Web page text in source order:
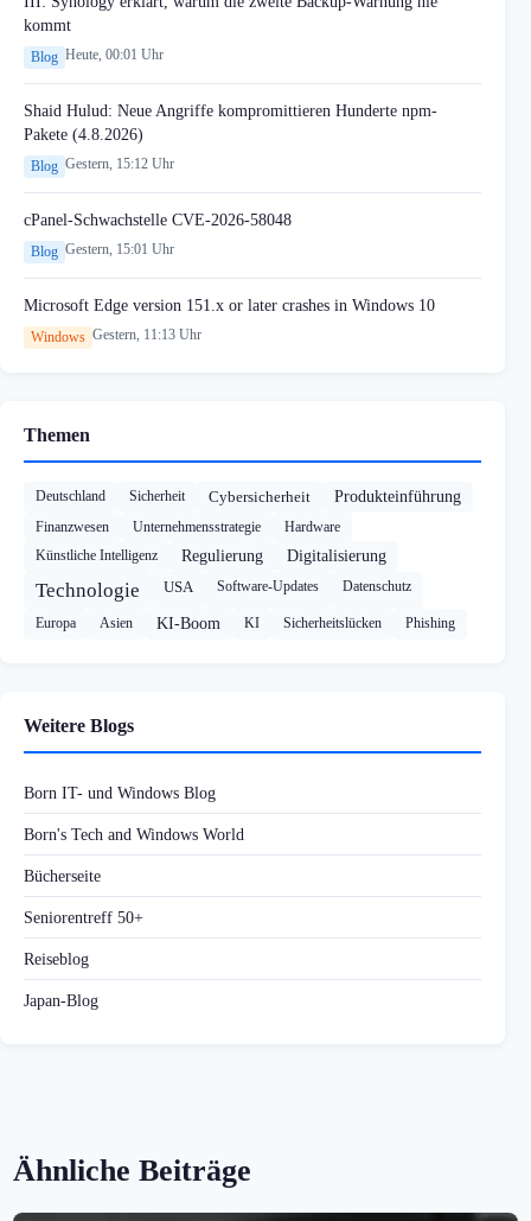
kommt
Blog Heute, 00:01 Uhr
Shaid Hulud: Neue Angriffe kompromittieren Hunderte npm-
Pakete (4.8.2026)
Blog Gestern, 15:12 Uhr
cPanel-Schwachstelle CVE-2026-58048
Blog Gestern, 15:01 Uhr
Microsoft Edge version 151.x or later crashes in Windows 10
Windows Gestern, 11:13 Uhr
Themen
Deutschland Sicherheit Cybersicherheit Produkteinführung
Finanzwesen Unternehmensstrategie
Hardware
Künstliche Intelligenz
Regulierung Digitalisierung
Technologie USA Software-Updates Datenschutz
Europa Asien KI-Boom KI Sicherheitslücken Phishing
Weitere Blogs
Born IT- und Windows Blog
Born's Tech and Windows World
Bücherseite
Seniorentreff 50+
Reiseblog
Japan-Blog
Ähnliche Beiträge